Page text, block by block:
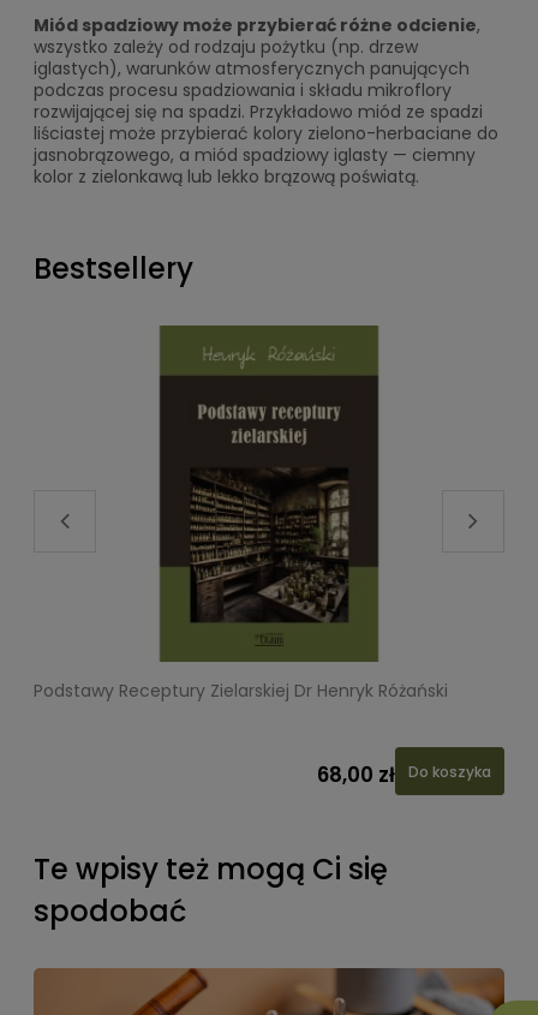
Miód spadziowy może przybierać różne odcienie,
wszystko zależy od rodzaju pożytku (np. drzew
iglastych), warunków atmosferycznych panujących
podczas procesu spadziowania i składu mikroflory
rozwijającej się na spadzi. Przykładowo miód ze spadzi
liściastej może przybierać kolory zielono-herbaciane do
jasnobrązowego, a miód spadziowy iglasty — ciemny
kolor z zielonkawą lub lekko brązową poświatą.
Bestsellery
Podstawy Receptury Zielarskiej Dr Henryk Różański
68,00 zł Do koszyka
Te wpisy też mogą Ci się
spodobać